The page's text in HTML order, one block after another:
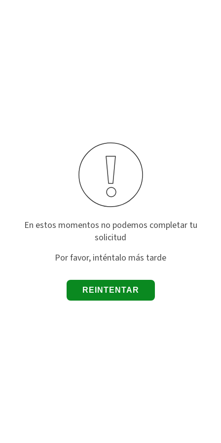
En estos momentos no podemos completar tu
solicitud
Por favor, inténtalo más tarde
REINTENTAR